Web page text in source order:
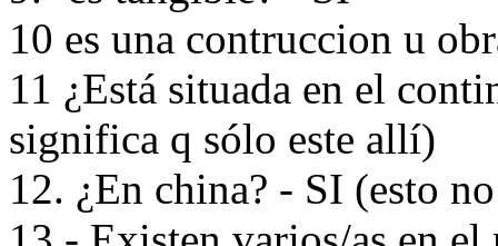
10 es una contruccion u
11 ¿Está situada en el
significa q sólo este allí)
12. ¿En china? - SI (esto